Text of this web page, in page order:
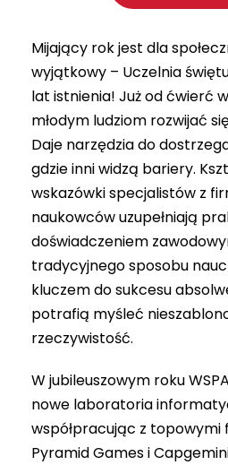
Mijający rok jest dla
wyjątkowy – Uczelnia
lat istnienia! Już od ćwierć
młodym ludziom rozwijać
Daje narzędzia do
gdzie inni widzą bariery.
wskazówki specjalistów z
naukowców uzupełniają
doświadczeniem
tradycyjnego sposobu
kluczem do sukcesu
potrafią myśleć
rzeczywistość.
W jubileuszowym roku
nowe laboratoria
współpracując z topowymi
Pyramid Games i